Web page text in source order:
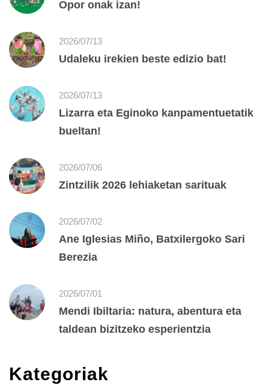
Opor onak izan!
2026/07/13
Udaleku irekien beste edizio bat!
2026/07/13
Lizarra eta Eginoko kanpamentuetatik
bueltan!
2026/07/06
Zintzilik 2026 lehiaketan sarituak
2026/07/02
Ane Iglesias Miño, Batxilergoko Sari
Berezia
2026/07/01
Mendi Ibiltaria: natura, abentura eta
taldean bizitzeko esperientzia
Kategoriak